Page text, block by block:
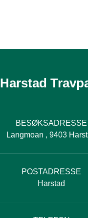
Harstad
BESØKSADRESSE
Langmoan , 9403
POSTADRESSE
Harstad